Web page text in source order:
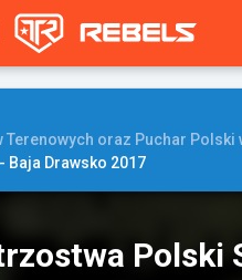
oraz Puchar Polski
Baja Drawsko 2017
Polski